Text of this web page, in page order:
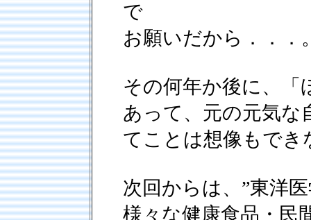
で
お願いだから．．．
その何年か後に、「
あって、元の元気な
てことは想像もでき
次回からは、”東洋
様々な健康食品・民